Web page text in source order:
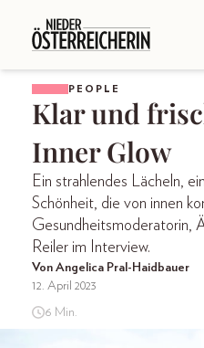
PEOPLE
Klar und
Inner Glow
Ein strahlendes Lächeln,
Schönheit, die von innen
Gesundheitsmoderatorin,
Reiler im Interview.
Von Angelica Pral-Haidbauer
12. April 2023
6 Min.